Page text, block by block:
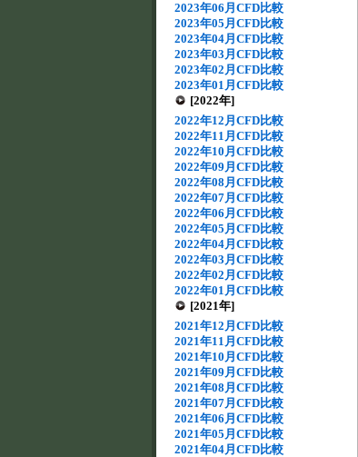
2023年06月CFD比較
2023年05月CFD比較
2023年04月CFD比較
2023年03月CFD比較
2023年02月CFD比較
2023年01月CFD比較
[2022年]
2022年12月CFD比較
2022年11月CFD比較
2022年10月CFD比較
2022年09月CFD比較
2022年08月CFD比較
2022年07月CFD比較
2022年06月CFD比較
2022年05月CFD比較
2022年04月CFD比較
2022年03月CFD比較
2022年02月CFD比較
2022年01月CFD比較
[2021年]
2021年12月CFD比較
2021年11月CFD比較
2021年10月CFD比較
2021年09月CFD比較
2021年08月CFD比較
2021年07月CFD比較
2021年06月CFD比較
2021年05月CFD比較
2021年04月CFD比較